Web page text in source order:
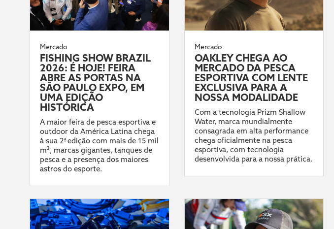
Mercado
FISHING SHOW BRAZIL
2026: É HOJE! FEIRA
ABRE AS PORTAS NA
SÃO PAULO EXPO, EM
UMA EDIÇÃO
HISTÓRICA
A maior feira de pesca esportiva e
outdoor da América Latina chega
à sua 2ª edição com mais de 15 mil
m², marcas gigantes, tanques de
pesca e a presença dos maiores
astros do esporte.
Mercado
OAKLEY CHEGA AO
MERCADO DA PESCA
ESPORTIVA COM LENTE
EXCLUSIVA PARA A
NOSSA MODALIDADE
Com a tecnologia Prizm Shallow
Water, marca mundialmente
consagrada em alta performance
chega oficialmente na pesca
esportiva, com tecnologia
desenvolvida para a nossa prática.